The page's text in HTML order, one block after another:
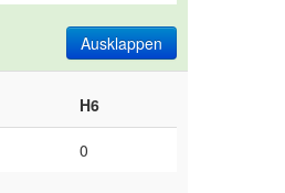
Ausklappen
H6
0